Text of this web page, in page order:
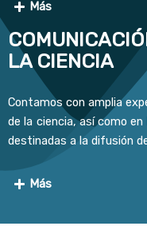
Más
LA CIENCIA
Contamos con amplia
de la ciencia, así como
destinadas a la difusión
Más